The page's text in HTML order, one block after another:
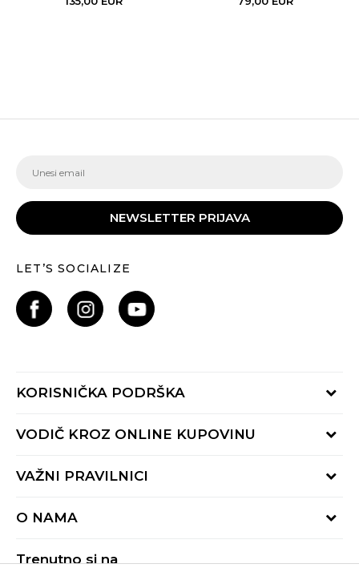
NEWSLETTER PRIJAVA
LET’S SOCIALIZE
KORISNIČKA PODRŠKA
Provjeri status porudžbine
Radno vrijeme 9-16h
VODIČ KROZ ONLINE KUPOVINU
Načini isporuke
Reklamacije
VAŽNI PRAVILNICI
Pravila Sport&Bonus programa
O NAMA
Trenutno si na